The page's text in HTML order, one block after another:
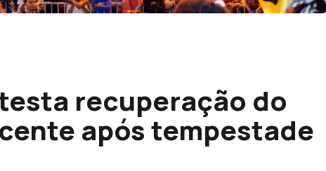
recuperação do
após tempestade